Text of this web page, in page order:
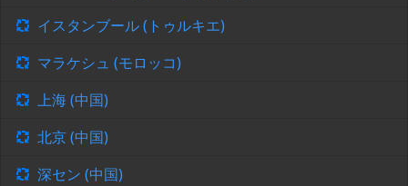
イスタンブール (トゥルキエ)
マラケシュ (モロッコ)
上海 (中国)
北京 (中国)
深セン (中国)